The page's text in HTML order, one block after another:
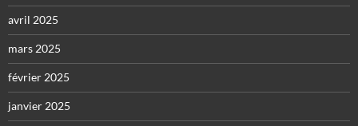
avril 2025
mars 2025
février 2025
janvier 2025